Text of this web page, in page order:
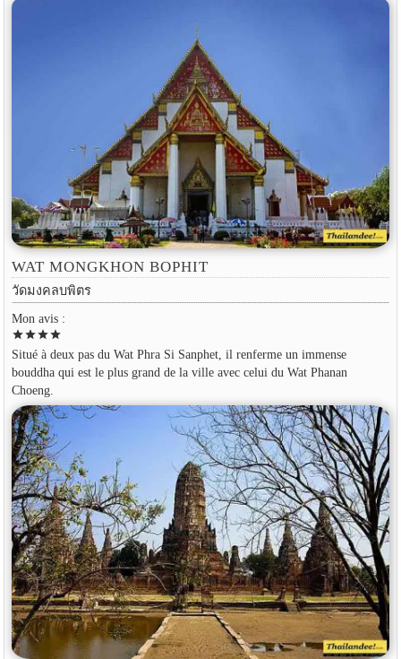
WAT MONGKHON BOPHIT
วัดมงคลบพิตร
Mon avis :
starstarstarstar
Situé à deux pas du Wat Phra Si Sanphet, il renferme un immense
bouddha qui est le plus grand de la ville avec celui du Wat Phanan
Choeng.